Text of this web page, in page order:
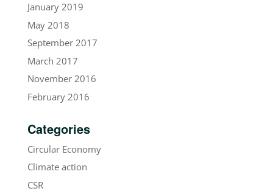
January 2019
May 2018
September 2017
March 2017
November 2016
February 2016
Categories
Circular Economy
Climate action
CSR